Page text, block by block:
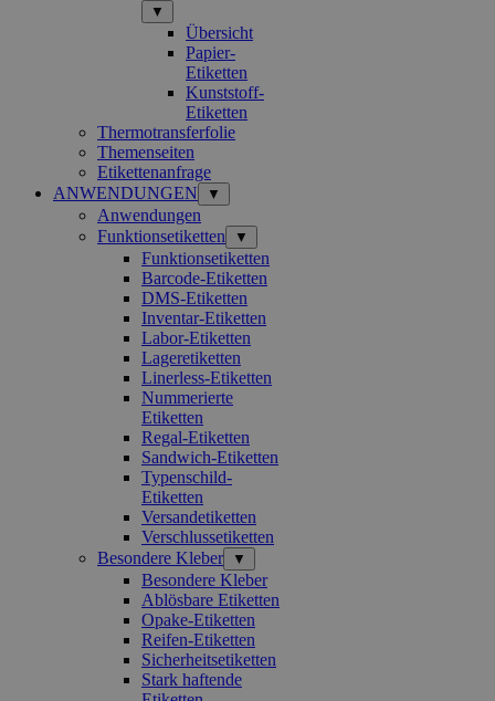
▼
Übersicht
Papier-
Etiketten
Kunststoff-
Etiketten
Thermotransferfolie
Themenseiten
Etikettenanfrage
ANWENDUNGEN
▼
Anwendungen
Funktionsetiketten
▼
Funktionsetiketten
Barcode-Etiketten
DMS-Etiketten
Inventar-Etiketten
Labor-Etiketten
Lageretiketten
Linerless-Etiketten
Nummerierte
Etiketten
Regal-Etiketten
Sandwich-Etiketten
Typenschild-
Etiketten
Versandetiketten
Verschlussetiketten
Besondere Kleber
▼
Besondere Kleber
Ablösbare Etiketten
Opake-Etiketten
Reifen-Etiketten
Sicherheitsetiketten
Stark haftende